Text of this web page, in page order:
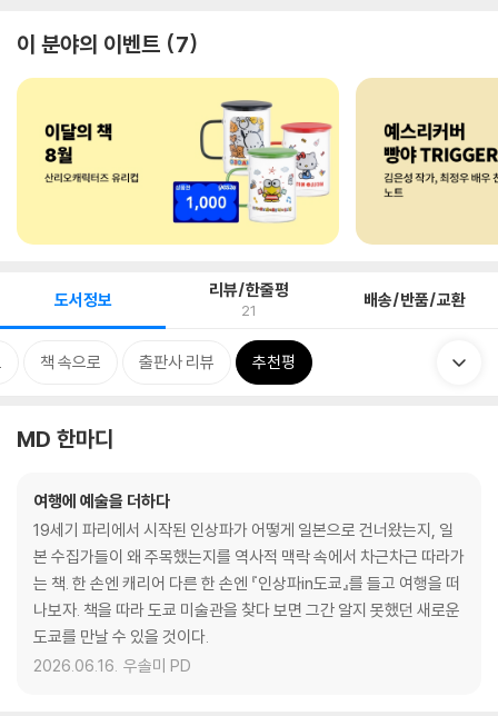
이 분야의 이벤트 7
도서정보 리뷰/한줄평
21 배송/반품/교환
책 속으로 출판사 리뷰 추천평
MD 한마디
여행에 예술을 더하다
19세기 파리에서 시작된 인상파가 어떻게 일본으로 건너왔는지, 일
본 수집가들이 왜 주목했는지를 역사적 맥락 속에서 차근차근 따라가
는 책. 한 손엔 캐리어 다른 한 손엔 『인상파in도쿄』를 들고 여행을 떠
나보자. 책을 따라 도쿄 미술관을 찾다 보면 그간 알지 못했던 새로운
도쿄를 만날 수 있을 것이다.
2026.06.16. 우솔미 PD